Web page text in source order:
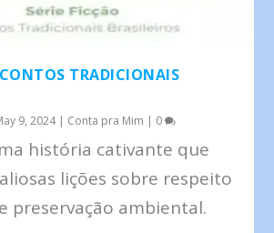
TRADICIONAIS
9, 2024| Conta pra Mim | 0
história cativante que
lições sobre respeito
preservação ambiental.